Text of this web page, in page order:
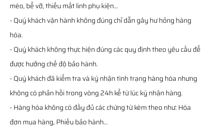
méo, bể vỡ, thiếu mất linh phụ kiện…
- Quý khách vận hành không đúng chỉ dẫn gây hư hỏng hàng
hóa.
- Quý khách không thực hiện đúng các quy định theo yêu cầu để
được hưởng chế độ bảo hành.
- Quý khách đã kiểm tra và ký nhận tình trạng hàng hóa nhưng
không có phản hồi trong vòng 24h kể từ lúc ký nhận hàng.
- Hàng hóa không có đầy đủ các chứng từ kèm theo như: Hóa
đơn mua hàng, Phiếu bảo hành…